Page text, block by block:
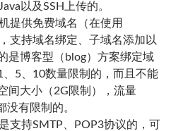
以及SSH上传的。
提供免费域名（在使用
支持域名绑定、子域名添加以
是博客型（blog）方案绑定域
5、10数量限制的，而且不能
间大小（2G限制），流量
没有限制的。
支持SMTP、POP3协议的，可